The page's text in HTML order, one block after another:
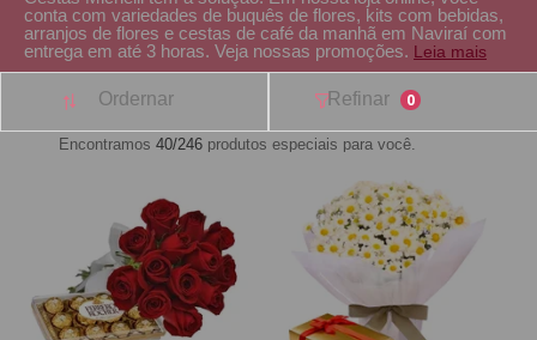
conta com variedades de buquês de flores, kits com bebidas,
arranjos de flores e cestas de café da manhã em Naviraí com
entrega em até 3 horas. Veja nossas promoções. Leia mais
Refinar 0
Ordernar
Encontramos40/246 produtos especiais para você.